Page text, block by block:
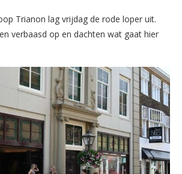
Trianon lag vrijdag de rode loper uit.
verbaasd op en dachten wat gaat hier